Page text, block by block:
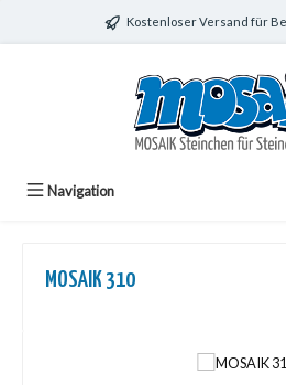
Zum Hauptinhalt springenKostenloser Versand für
Navigation
MOSAIK 310